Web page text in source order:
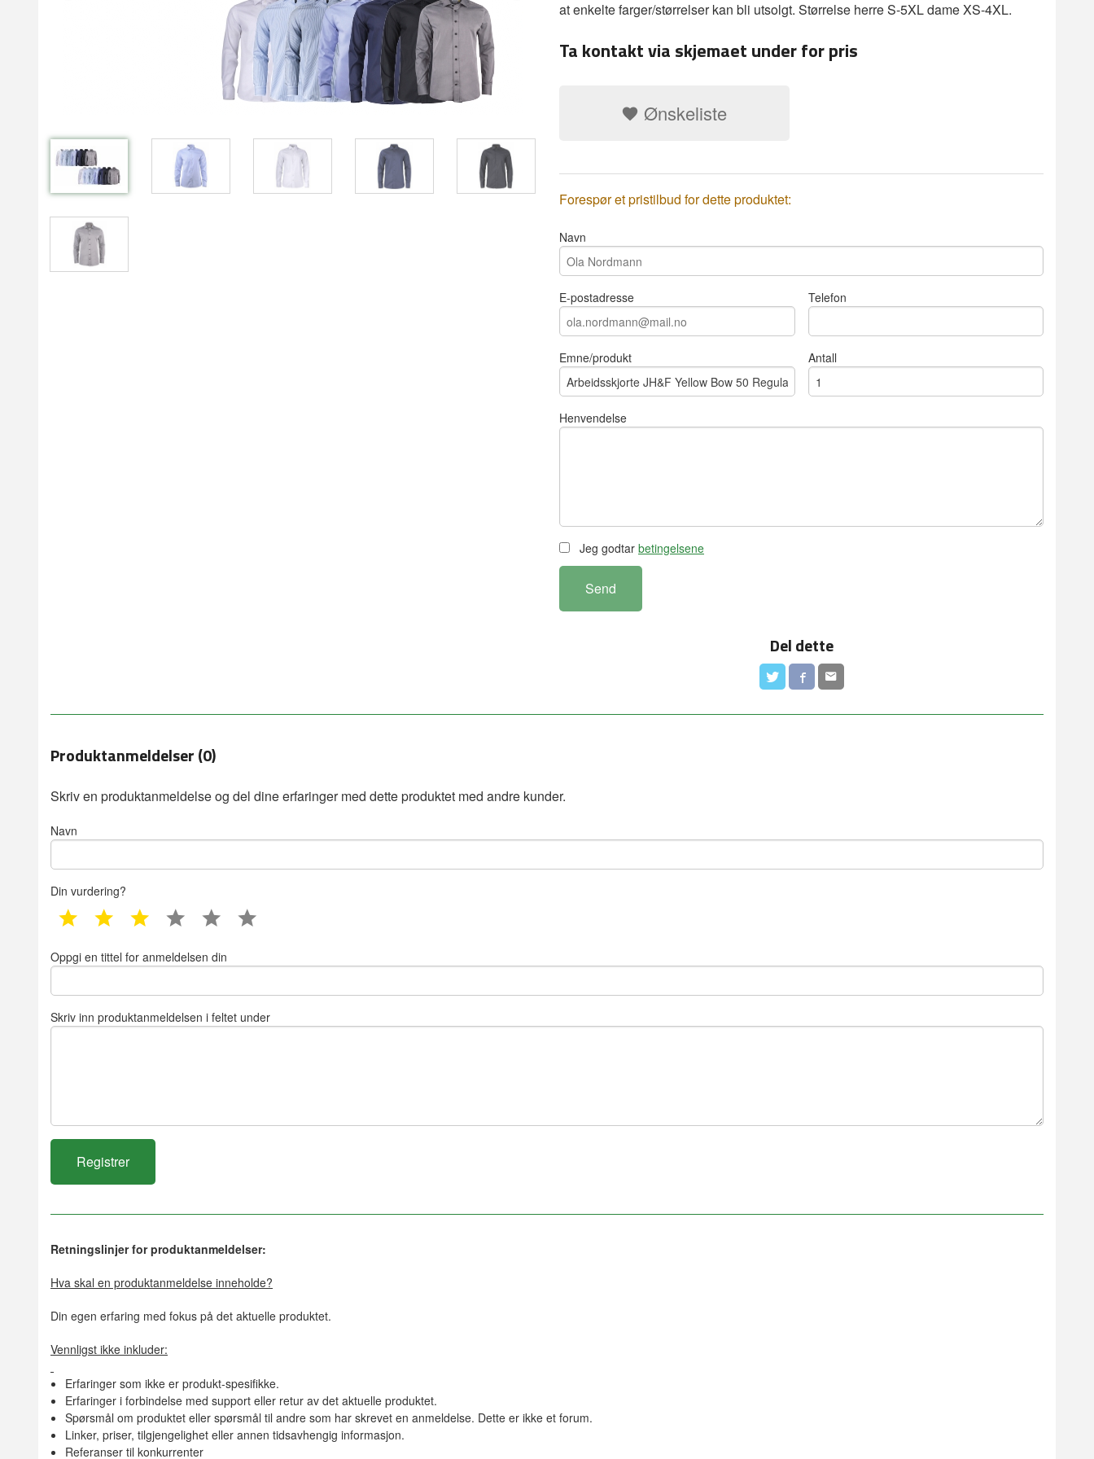
at enkelte farger/størrelser kan bli utsolgt. Størrelse herre S-5XL dame XS-4XL.
Ta kontakt via skjemaet under for pris
Ønskeliste
Forespør et pristilbud for dette produktet:
Navn
E-postadresse Telefon
Emne/produkt Antall
Henvendelse
Jeg godtar betingelsene
Send
Del dette
Produktanmeldelser (0)
Skriv en produktanmeldelse og del dine erfaringer med dette produktet med andre kunder.
Navn
Din vurdering?
1 star 2 star 3 star 4 star 5 star
Oppgi en tittel for anmeldelsen din
Skriv inn produktanmeldelsen i feltet under
Retningslinjer for produktanmeldelser:
Hva skal en produktanmeldelse inneholde?
Din egen erfaring med fokus på det aktuelle produktet.
Vennligst ikke inkluder:
Erfaringer som ikke er produkt-spesifikke.
Erfaringer i forbindelse med support eller retur av det aktuelle produktet.
Spørsmål om produktet eller spørsmål til andre som har skrevet en anmeldelse. Dette er ikke et forum.
Linker, priser, tilgjengelighet eller annen tidsavhengig informasjon.
Referanser til konkurrenter